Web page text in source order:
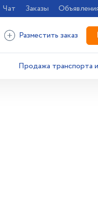
Чат Заказы
Разместить заказ
Продажа транспорта